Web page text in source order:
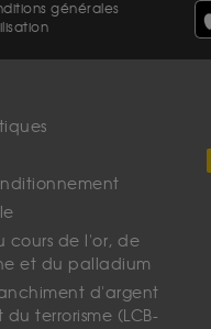
générales
cours de l'or, de
et du palladium
d'argent
terrorisme (LCB-